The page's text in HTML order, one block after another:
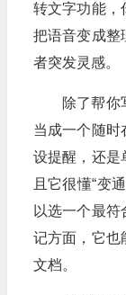
转文字功能，
把语音变成整
者突发灵感。
除了帮你
当成一个随时
设提醒，还是
且它很懂“变
以选一个最
记方面，它也
文档。